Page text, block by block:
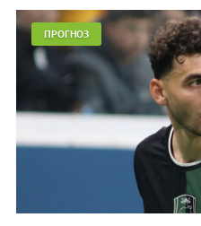
ПРОГНОЗ